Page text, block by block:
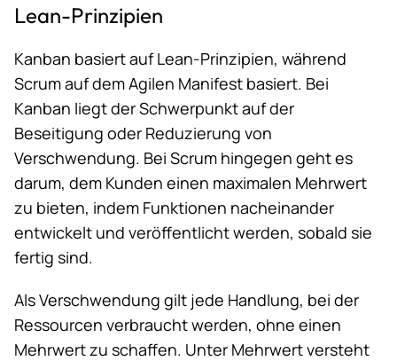
Lean-Prinzipien
Kanban basiert aufLean-Prinzipien, während
Scrum auf dem Agilen Manifest basiert. Bei
Kanban liegt der Schwerpunkt auf der
Beseitigung oder Reduzierung von
Verschwendung. Bei Scrum hingegen geht es
darum, dem Kunden einen maximalen Mehrwert
zu bieten, indem Funktionen nacheinander
entwickelt und veröffentlicht werden, sobald sie
fertig sind.
Als Verschwendung gilt jede Handlung, bei der
Ressourcen verbraucht werden, ohne einen
Mehrwert zu schaffen. Unter Mehrwert versteht